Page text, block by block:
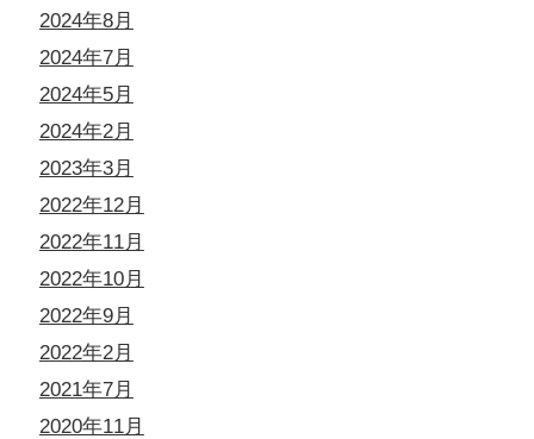
2024年8月
2024年7月
2024年5月
2024年2月
2023年3月
2022年12月
2022年11月
2022年10月
2022年9月
2022年2月
2021年7月
2020年11月